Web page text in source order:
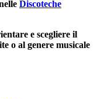
Discoteche
e scegliere il
o al genere musicale